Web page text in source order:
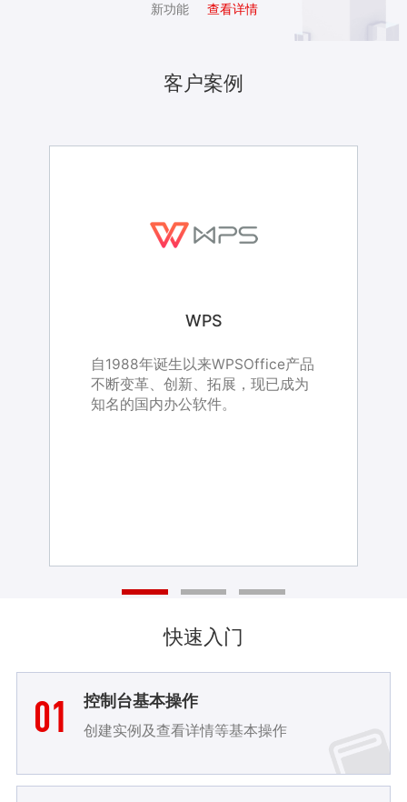
新功能 查看详情
客户案例
哔哩哔哩
哔哩哔哩（bilibili）现为国内主流
的年轻人文化社区，拥有动画、番
剧、国创、音乐、舞蹈、游戏、时
WPS
自1988年诞生以来WPSOffice产品
不断变革、创新、拓展，现已成为
知名的国内办公软件。
小米
北京小米科技有限责任公司成立于
2010年4月，是一家专注于智能产
品自主研发的移动互联网公司。
哔哩哔哩
哔哩哔哩（bilibili）现为国内主流
的年轻人文化社区，拥有动画、番
剧、国创、音乐、舞蹈、游戏、时
WPS
自1988年诞生以来WPSOffice产品
不断变革、创新、拓展，现已成为
知名的国内办公软件。
快速入门
控制台基本操作
创建实例及查看详情等基本操作
01